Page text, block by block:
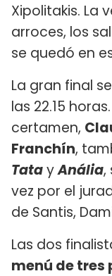
Xipolitakis. La
arroces, los
se quedó en
La gran final
las 22.15
certamen,
Franchín,
TatayAnália,
vez por el
de Santis,
Las dos
menú de tres